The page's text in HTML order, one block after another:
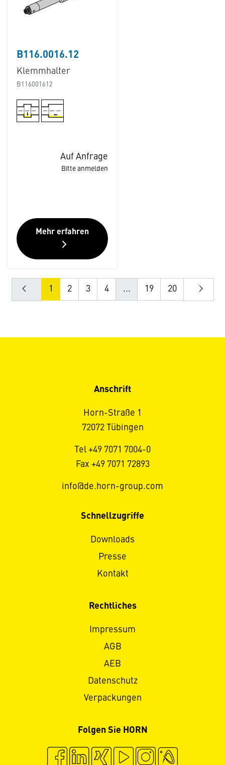
B116.0016.12
Klemmhalter
B116001612
Auf Anfrage
Bitte anmelden
Mehr erfahren
1 2 3 4 ... 19 20
Anschrift
Horn-Straße 1
72072 Tübingen
Tel +49 7071 7004-0
Fax +49 7071 72893
info@de.horn-group.com
Schnellzugriffe
Downloads
Presse
Kontakt
Rechtliches
Impressum
AGB
AEB
Datenschutz
Verpackungen
Folgen Sie HORN